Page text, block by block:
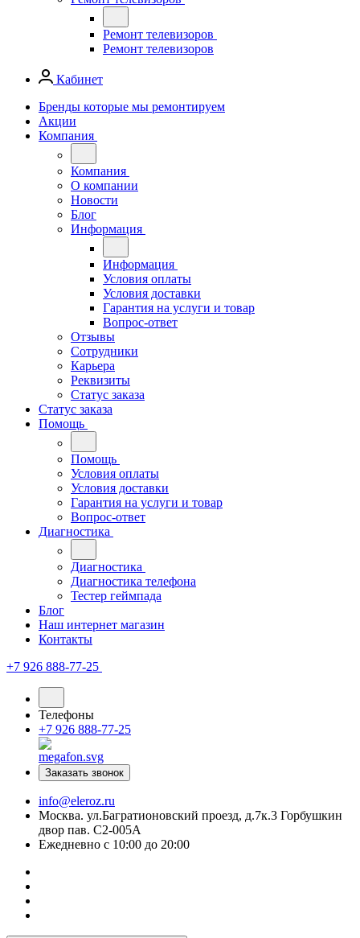
Ремонт телевизоров
Ремонт телевизоров
Кабинет
Бренды которые мы ремонтируем
Акции
Компания
Компания
О компании
Новости
Блог
Информация
Информация
Условия оплаты
Условия доставки
Гарантия на услуги и товар
Вопрос-ответ
Отзывы
Сотрудники
Карьера
Реквизиты
Статус заказа
Статус заказа
Помощь
Помощь
Условия оплаты
Условия доставки
Гарантия на услуги и товар
Вопрос-ответ
Диагностика
Диагностика
Диагностика телефона
Тестер геймпада
Блог
Наш интернет магазин
Контакты
+7 926 888-77-25
Телефоны
+7 926 888-77-25
Заказать звонок
info@eleroz.ru
Москва. ул.Багратионовский проезд, д.7к.3 Горбушкин
двор пав. C2-005A
Ежедневно с 10:00 до 20:00